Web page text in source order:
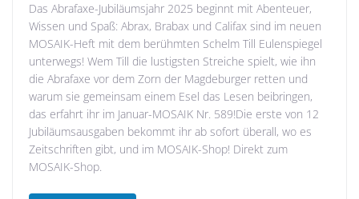
Das Abrafaxe-Jubiläumsjahr 2025 beginnt mit Abenteuer,
Wissen und Spaß: Abrax, Brabax und Califax sind im neuen
MOSAIK-Heft mit dem berühmten Schelm Till Eulenspiegel
unterwegs! Wem Till die lustigsten Streiche spielt, wie ihn
die Abrafaxe vor dem Zorn der Magdeburger retten und
warum sie gemeinsam einem Esel das Lesen beibringen,
das erfahrt ihr im Januar-MOSAIK Nr. 589!Die erste von 12
Jubiläumsausgaben bekommt ihr ab sofort überall, wo es
Zeitschriften gibt, und im MOSAIK-Shop! Direkt zum
MOSAIK-Shop.